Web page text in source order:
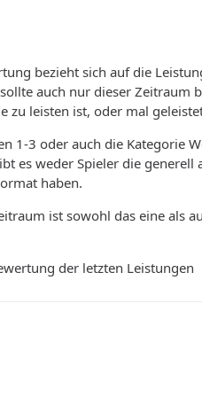
bezieht sich auf die
auch nur dieser Zeitraum
zu leisten ist, oder mal
1-3 oder auch die Kategorie
es weder Spieler die generell
haben.
ist sowohl das eine als
der letzten Leistungen